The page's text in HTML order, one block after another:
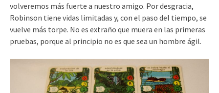
volveremos más fuerte a nuestro amigo. Por desgracia,
Robinson tiene vidas limitadas y, con el paso del tiempo, se
vuelve más torpe. No es extraño que muera en las primeras
pruebas, porque al principio no es que sea un hombre ágil.